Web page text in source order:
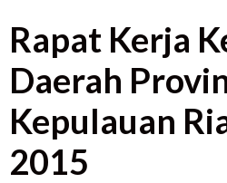
Rapat Kerja
Daerah
Kepulauan
2015